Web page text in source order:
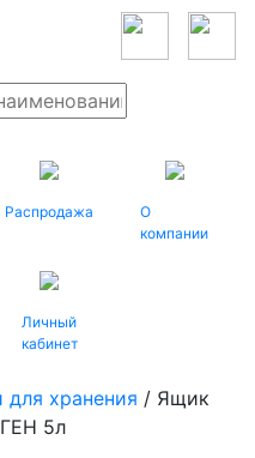
Распродажа
О
компании
Личный
кабинет
хранения / Ящик
5л